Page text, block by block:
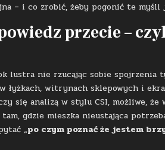
– i co zrobić, żeby pogonić te myśli
przecie –
lustra nie rzucając sobie spojrzenia
łyżkach, witrynach sklepowych i
się analizą w stylu CSI, możliwe,
tam, gdzie mieszka nieustająca
„po czym poznać że jestem